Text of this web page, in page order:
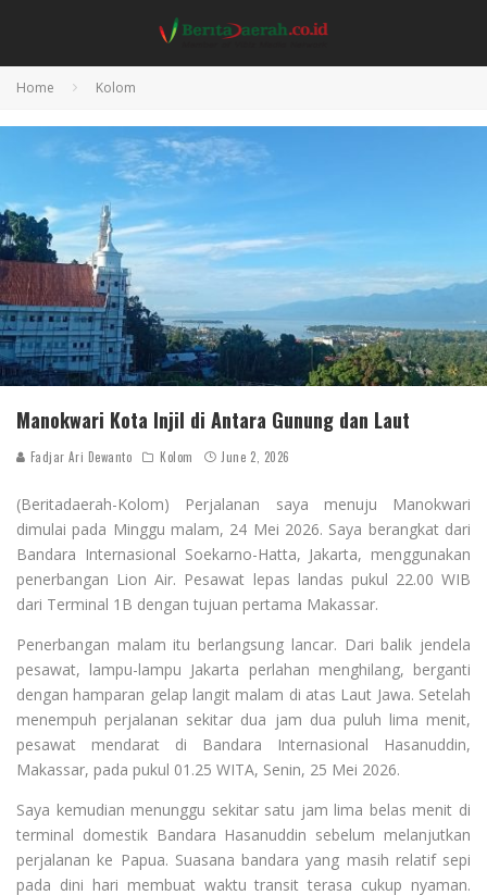
Home Kolom
Manokwari Kota Injil di Antara Gunung dan Laut
Fadjar Ari Dewanto Kolom June 2, 2026
(Beritadaerah-Kolom) Perjalanan saya menuju Manokwari
dimulai pada Minggu malam, 24 Mei 2026. Saya berangkat dari
Bandara Internasional Soekarno-Hatta, Jakarta, menggunakan
penerbangan Lion Air. Pesawat lepas landas pukul 22.00 WIB
dari Terminal 1B dengan tujuan pertama Makassar.
Penerbangan malam itu berlangsung lancar. Dari balik jendela
pesawat, lampu-lampu Jakarta perlahan menghilang, berganti
dengan hamparan gelap langit malam di atas Laut Jawa. Setelah
menempuh perjalanan sekitar dua jam dua puluh lima menit,
pesawat mendarat di Bandara Internasional Hasanuddin,
Makassar, pada pukul 01.25 WITA, Senin, 25 Mei 2026.
Saya kemudian menunggu sekitar satu jam lima belas menit di
terminal domestik Bandara Hasanuddin sebelum melanjutkan
perjalanan ke Papua. Suasana bandara yang masih relatif sepi
pada dini hari membuat waktu transit terasa cukup nyaman.